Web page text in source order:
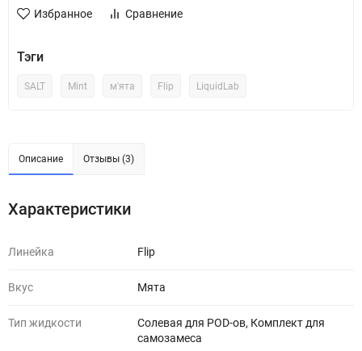
Избранное Сравнение
Тэги
SALT Mint м'ята Flip LiquidLab
Описание Отзывы (3)
Характеристики
Линейка Flip
Вкус Мята
Тип жидкости
Солевая для POD-ов, Комплект для
самозамеса